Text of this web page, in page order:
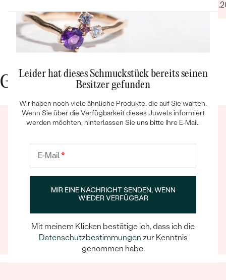
Bestseller
Gute Gründe für Eppi
Ein Eppi-sches Erlebnis
Wenn Sie online oder persönlich einkaufen, können Sie
dass schon die Auswahl eines Schmuckstücks zu
einem unvergesslichen Erlebnis wird.
Leider hat dieses Schmuckstück bereits seinen
Besitzer gefunden
Wir haben noch viele ähnliche Produkte, die auf Sie warten.
Wenn Sie über die Verfügbarkeit dieses Juwels informiert
werden möchten, hinterlassen Sie uns bitte Ihre E-Mail.
E-Mail*
MIR EINE NACHRICHT SENDEN, WENN
WIEDER VERFÜGBAR
Mit meinem Klicken bestätige ich, dass ich die
Datenschutzbestimmungen zur Kenntnis
genommen habe.